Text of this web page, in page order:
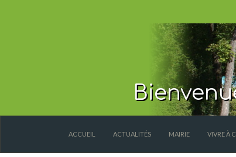
ACCUEIL ACTUALITÉS MAIRIE VIVRE À